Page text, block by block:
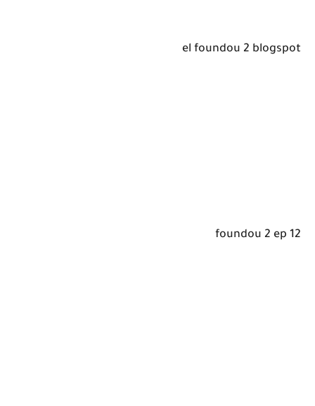
el foundou 2 blogspot
foundou 2 ep 12